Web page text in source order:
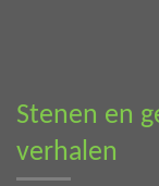
Stenen en
verhalen